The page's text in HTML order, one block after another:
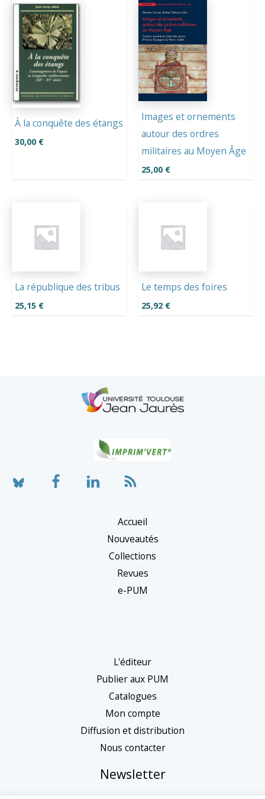
À la conquête des étangs
30,00 €
Images et ornements
autour des ordres
militaires au Moyen Âge
25,00 €
La république des tribus
25,15 €
Le temps des foires
25,92 €
Accueil
Nouveautés
Collections
Revues
e-PUM
L'éditeur
Publier aux PUM
Catalogues
Mon compte
Diffusion et distribution
Nous contacter
Newsletter